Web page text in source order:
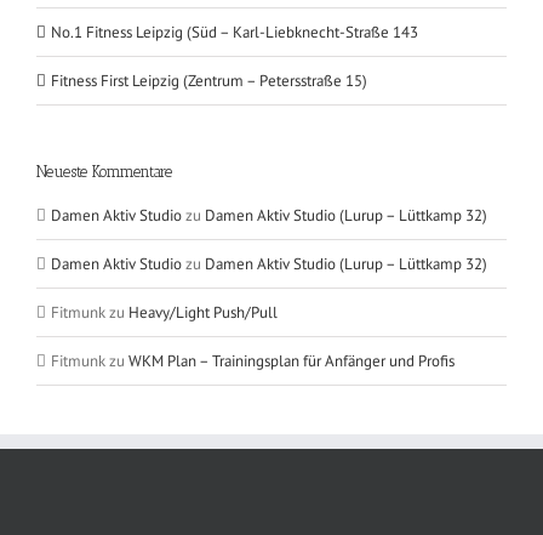
No.1 Fitness Leipzig (Süd – Karl-Liebknecht-Straße 143
Fitness First Leipzig (Zentrum – Petersstraße 15)
Neueste Kommentare
Damen Aktiv Studiozu Damen Aktiv Studio (Lurup – Lüttkamp 32)
Damen Aktiv Studiozu Damen Aktiv Studio (Lurup – Lüttkamp 32)
Fitmunkzu Heavy/Light Push/Pull
Fitmunkzu WKM Plan – Trainingsplan für Anfänger und Profis